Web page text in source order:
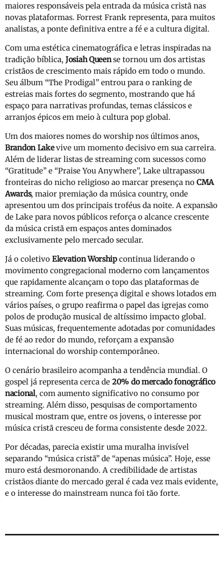
maiores responsáveis pela entrada da música cristã nas
novas plataformas. Forrest Frank representa, para muitos
analistas, a ponte definitiva entre a fé e a cultura digital.
Com uma estética cinematográfica e letras inspiradas na
tradição bíblica, Josiah Queense tornou um dos artistas
cristãos de crescimento mais rápido em todo o mundo.
Seu álbum “The Prodigal” entrou para o ranking de
estreias mais fortes do segmento, mostrando que há
espaço para narrativas profundas, temas clássicos e
arranjos épicos em meio à cultura pop global.
Um dos maiores nomes do worship nos últimos anos,
Brandon Lakevive um momento decisivo em sua carreira.
Além de liderar listas de streaming com sucessos como
“Gratitude” e “Praise You Anywhere”, Lake ultrapassou
fronteiras do nicho religioso ao marcar presença no CMA
Awards, maior premiação da música country, onde
apresentou um dos principais troféus da noite. A expansão
de Lake para novos públicos reforça o alcance crescente
da música cristã em espaços antes dominados
exclusivamente pelo mercado secular.
Já o coletivo Elevation Worshipcontinua liderando o
movimento congregacional moderno com lançamentos
que rapidamente alcançam o topo das plataformas de
streaming. Com forte presença digital e shows lotados em
vários países, o grupo reafirma o papel das igrejas como
polos de produção musical de altíssimo impacto global.
Suas músicas, frequentemente adotadas por comunidades
de fé ao redor do mundo, reforçam a expansão
internacional do worship contemporâneo.
O cenário brasileiro acompanha a tendência mundial. O
gospel já representa cerca de 20% do mercado fonográfico
nacional, com aumento significativo no consumo por
streaming. Além disso, pesquisas de comportamento
musical mostram que, entre os jovens, o interesse por
música cristã cresceu de forma consistente desde 2022.
Por décadas, parecia existir uma muralha invisível
separando “música cristã” de “apenas música”. Hoje, esse
muro está desmoronando. A credibilidade de artistas
cristãos diante do mercado geral é cada vez mais evidente,
e o interesse do mainstream nunca foi tão forte.